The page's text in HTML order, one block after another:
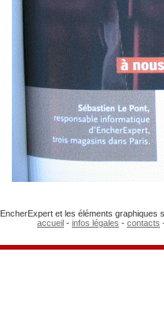
EncherExpert et les éléments graphiques
accueil - infos légales - contacts